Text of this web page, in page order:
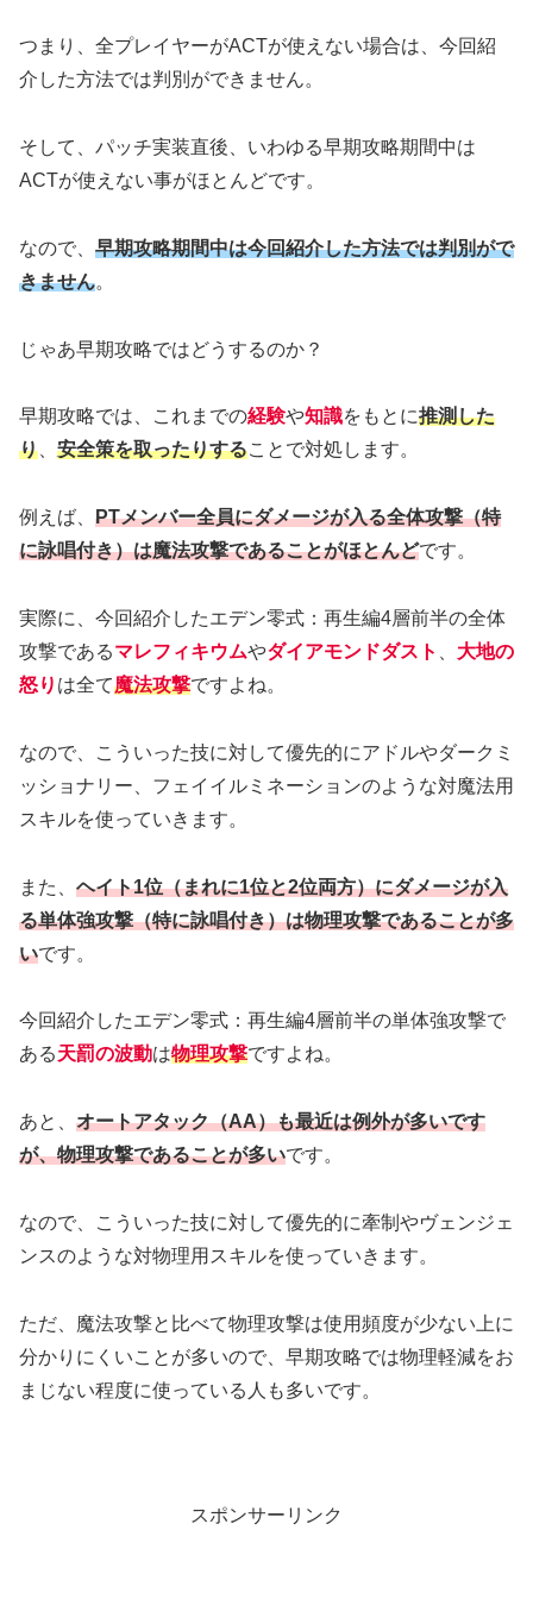
つまり、全プレイヤーがACTが使えない場合は、今回紹
介した方法では判別ができません。
そして、パッチ実装直後、いわゆる早期攻略期間中は
ACTが使えない事がほとんどです。
なので、 早期攻略期間中は今回紹介した方法では判別がで
きません。
じゃあ早期攻略ではどうするのか？
早期攻略では、これまでの経験や知識をもとに推測した
り、 安全策を取ったりすることで対処します。
例えば、 PTメンバー全員にダメージが入る全体攻撃（特
に詠唱付き）は魔法攻撃であることがほとんどです。
実際に、今回紹介したエデン零式：再生編4層前半の全体
攻撃であるマレフィキウムやダイアモンドダスト
大地の
怒り は全て魔法攻撃ですよね。
なので、こういった技に対して優先的にアドルやダークミ
ッショナリー、フェイイルミネーションのような対魔法用
スキルを使っていきます。
また、 ヘイト1位（まれに1位と2位両方）にダメージが入
る単体強攻撃（特に詠唱付き）は物理攻撃であることが多
いです。
今回紹介したエデン零式：再生編4層前半の単体強攻撃で
ある天罰の波動は物理攻撃ですよね。
あと、 オートアタック（AA）も最近は例外が多いです
が、物理攻撃であることが多いです。
なので、こういった技に対して優先的に牽制やヴェンジェ
ンスのような対物理用スキルを使っていきます。
ただ、魔法攻撃と比べて物理攻撃は使用頻度が少ない上に
分かりにくいことが多いので、早期攻略では物理軽減をお
まじない程度に使っている人も多いです。
スポンサーリンク